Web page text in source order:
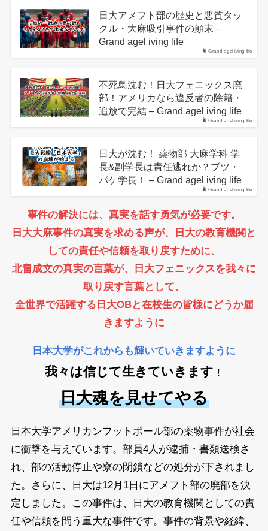
Grand agel iving life
日大アメフト部の歴史と悪質タッ
クル・大麻吸引事件の顛末 –
Grand agel iving life
Grand agel iving life
不死鳥沈む！日大フェニックス廃
部！アメリカなら違反者の除籍・
追放で完結 – Grand agel iving life
Grand agel iving life
日大が沈む！ 薬物部 大麻学科 学
長&副学長は責任逃れか？ブツ・
パケ学長！ – Grand agel iving life
事件の解決には、真実を話す勇気が必要です。
日大大麻事件の真実を求める声が、日大の教育機関と
しての責任や信頼を取り戻すために、
北畠成文の真実の言葉が、日大フェニックスを我々に
取り戻す言葉として、
全世界で活躍する日大OBと在校生の皆様にどうか届
きますように
日本大学がこれからも輝いていきますように
我々は信じて生きていきます ！
日大魂を見せてやる
日本大学アメリカンフットボール部の薬物事件が社会
に衝撃を与えています。部員4人が逮捕・書類送検さ
れ、部の活動停止や寮の閉鎖などの処分が下されまし
た。さらに、日大は12月1日にアメフト部の廃部を決
定しました。この事件は、日大の教育機関としての責
任や信頼を問う重大な事件です。事件の背景や経緯、